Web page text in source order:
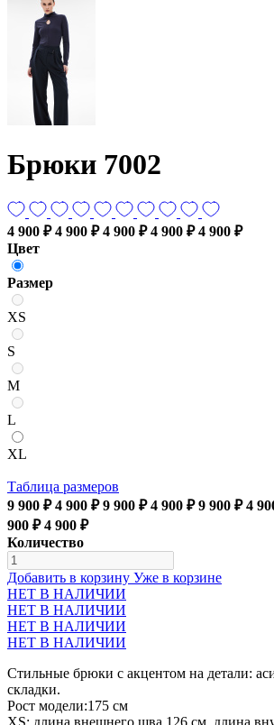
Брюки 7002
4 900 ₽ 4 900 ₽ 4 900 ₽ 4 900 ₽ 4 900 ₽
Цвет
Размер
XS
S
M
L
XL
Таблица размеров
9 900 ₽ 4 900 ₽ 9 900 ₽ 4 900 ₽ 9 900 ₽ 4
900 ₽ 4 900 ₽
Количество
Добавить в корзину Уже в корзине
НЕТ В НАЛИЧИИ
НЕТ В НАЛИЧИИ
НЕТ В НАЛИЧИИ
НЕТ В НАЛИЧИИ
Стильные брюки с акцентом на детали:
складки.
Рост модели:175 см
XS: длина внешнего шва 126 см, длина